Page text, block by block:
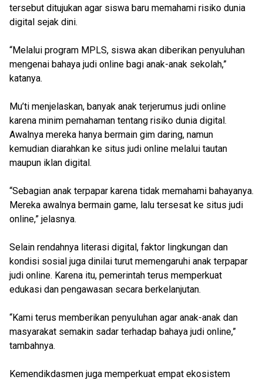
tersebut ditujukan agar siswa baru memahami risiko dunia
digital sejak dini.
“Melalui program MPLS, siswa akan diberikan penyuluhan
mengenai bahaya judi online bagi anak-anak sekolah,”
katanya.
Mu’ti menjelaskan, banyak anak terjerumus judi online
karena minim pemahaman tentang risiko dunia digital.
Awalnya mereka hanya bermain gim daring, namun
kemudian diarahkan ke situs judi online melalui tautan
maupun iklan digital.
“Sebagian anak terpapar karena tidak memahami bahayanya.
Mereka awalnya bermain game, lalu tersesat ke situs judi
online,” jelasnya.
Selain rendahnya literasi digital, faktor lingkungan dan
kondisi sosial juga dinilai turut memengaruhi anak terpapar
judi online. Karena itu, pemerintah terus memperkuat
edukasi dan pengawasan secara berkelanjutan.
“Kami terus memberikan penyuluhan agar anak-anak dan
masyarakat semakin sadar terhadap bahaya judi online,”
tambahnya.
Kemendikdasmen juga memperkuat empat ekosistem